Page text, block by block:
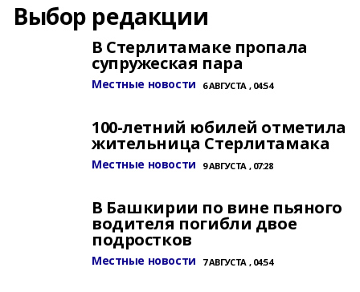
Выбор редакции
В Стерлитамаке пропала
супружеская пара
Местные новости 6 АВГУСТА , 04:54
100-летний юбилей отметила
жительница Стерлитамака
Местные новости 9 АВГУСТА , 07:28
В Башкирии по вине пьяного
водителя погибли двое
подростков
Местные новости 7 АВГУСТА , 04:54